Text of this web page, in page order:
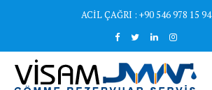
ACİL ÇAĞRI : +90 546 978 15 94